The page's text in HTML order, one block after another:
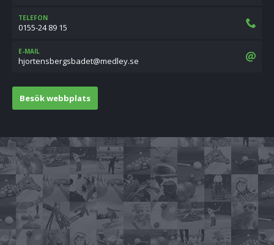
TELEFON
0155-24 89 15
E-MAIL
es.yeldem@tedabsgrebsnetrojh
Besök webbplats